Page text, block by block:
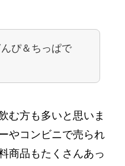
ぴ＆ちっぱで
む方も多いと思いま
やコンビニで売られ
商品もたくさんあっ